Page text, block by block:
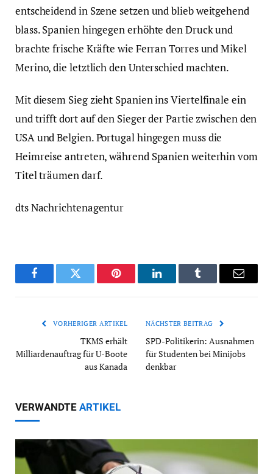
entscheidend in Szene setzen und blieb weitgehend
blass. Spanien hingegen erhöhte den Druck und
brachte frische Kräfte wie Ferran Torres und Mikel
Merino, die letztlich den Unterschied machten.
Mit diesem Sieg zieht Spanien ins Viertelfinale ein
und trifft dort auf den Sieger der Partie zwischen den
USA und Belgien. Portugal hingegen muss die
Heimreise antreten, während Spanien weiterhin vom
Titel träumen darf.
dts Nachrichtenagentur
FacebookTwitter Pinterest LinkedInTumblr Email
VORHERIGER ARTIKEL
TKMS erhält
Milliardenauftrag für U-Boote
aus Kanada
NÄCHSTER BEITRAG
SPD-Politikerin: Ausnahmen
für Studenten bei Minijobs
denkbar
VERWANDTE ARTIKEL